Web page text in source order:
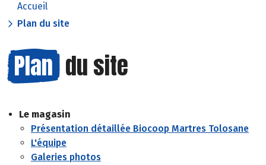
Accueil
Plan du site
Plan du site
Le magasin
Présentation détaillée Biocoop Martres Tolosane
L'équipe
Galeries photos